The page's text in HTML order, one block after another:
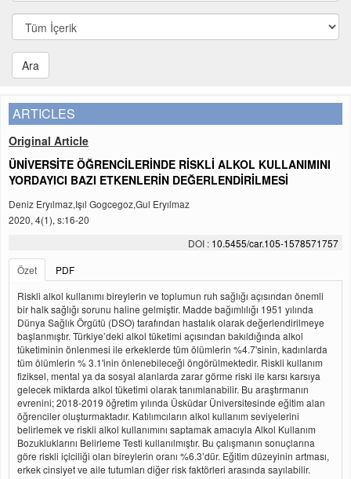
Ara
ARTICLES
Original Article
ÜNİVERSİTE ÖĞRENCİLERİNDE RİSKLİ ALKOL KULLANIMINI
YORDAYICI BAZI ETKENLERİN DEĞERLENDİRİLMESİ
Deniz Eryılmaz,Işıl Gogcegoz,Gul Eryılmaz
2020, 4(1), s:16-20
DOI : 10.5455/car.105-1578571757
Özet
PDF
Riskli alkol kullanımı bireylerin ve toplumun ruh sağlığı açısından önemli
bir halk sağlığı sorunu haline gelmiştir. Madde bağımlılığı 1951 yılında
Dünya Sağlık Örgütü (DSO) tarafından hastalık olarak değerlendirilmeye
başlanmıştır. Türkiye’deki alkol tüketimi açısından bakıldığında alkol
tüketiminin önlenmesi ile erkeklerde tüm ölümlerin %4.7'sinin, kadınlarda
tüm ölümlerin % 3.1'inin önlenebileceği öngörülmektedir. Riskli kullanım
fiziksel, mental ya da sosyal alanlarda zarar görme riski ile karsı karsıya
gelecek miktarda alkol tüketimi olarak tanımlanabilir. Bu araştırmanın
evrenini; 2018-2019 öğretim yılında Üsküdar Üniversitesinde eğitim alan
öğrenciler oluşturmaktadır. Katılımcıların alkol kullanım seviyelerini
belirlemek ve riskli alkol kullanımını saptamak amacıyla Alkol Kullanım
Bozukluklarını Belirleme Testi kullanılmıştır. Bu çalışmanın sonuçlarına
göre riskli içiciliği olan bireylerin oranı %6.3’dür. Eğitim düzeyinin artması,
erkek cinsiyet ve aile tutumları diğer risk faktörleri arasında sayılabilir.